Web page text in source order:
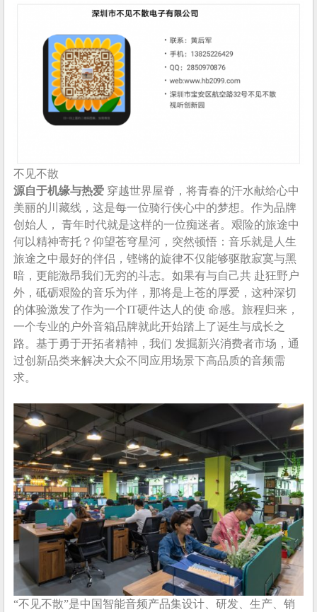
不见不散
源自于机缘与热爱 穿越世界屋脊，将青春的汗水献给心中
美丽的川藏线，这是每一位骑行侠心中的梦想。作为品牌
创始人， 青年时代就是这样的一位痴迷者。艰险的旅途中
何以精神寄托？仰望苍穹星河，突然顿悟：音乐就是人生
旅途之中最好的伴侣，铿锵的旋律不仅能够驱散寂寞与黑
暗，更能激昂我们无穷的斗志。如果有与自己共 赴狂野户
外，砥砺艰险的音乐为伴，那将是上苍的厚爱，这种深切
的体验激发了作为一个IT硬件达人的使 命感。旅程归来，
一个专业的户外音箱品牌就此开始踏上了诞生与成长之
路。基于勇于开拓者精神，我们 发掘新兴消费者市场，通
过创新品类来解决大众不同应用场景下高品质的音频需
求。
“不见不散”是中国智能音频产品集设计、研发、生产、销